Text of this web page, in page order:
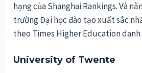
hạng của Shanghai Rankings. Và
trường Đại học đào tạo xuất sắc
theo Times Higher Education danh
University of Twente